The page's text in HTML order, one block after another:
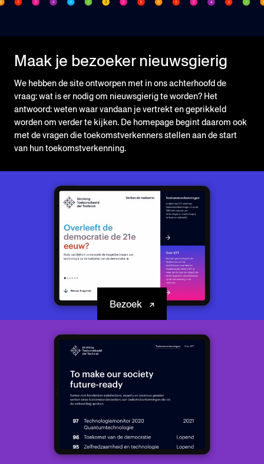
Maak je bezoeker nieuwsgierig
We hebben de site ontworpen met in ons achterhoofd de
vraag: wat is er nodig om nieuwsgierig te worden? Het
antwoord: weten waar vandaan je vertrekt en geprikkeld
worden om verder te kijken. De homepage begint daarom ook
met de vragen die toekomstverkenners stellen aan de start
van hun toekomstverkenning.
Bezoek